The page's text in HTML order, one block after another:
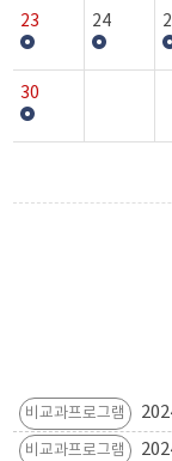
23 24
30
비교과프로그램
비교과프로그램